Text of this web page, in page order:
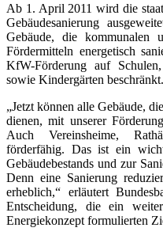
Ab 1. April 2011 wird die
Gebäudesanierung
Gebäude, die kommunalen
Fördermitteln energetisch
KfW-Förderung auf
sowie Kindergärten beschränkt.
„Jetzt können alle Gebäude,
dienen, mit unserer
Auch Vereinsheime,
förderfähig. Das ist ein
Gebäudebestands und zur
Denn eine Sanierung
erheblich,“ erläutert
Entscheidung, die ein
Energiekonzept formulierten